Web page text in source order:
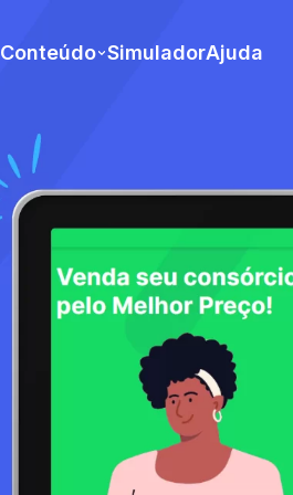
Conteúdo SimuladorAjuda